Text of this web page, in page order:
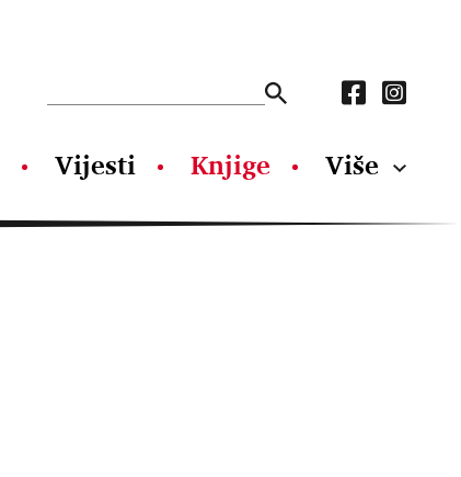
Vijesti Knjige Više